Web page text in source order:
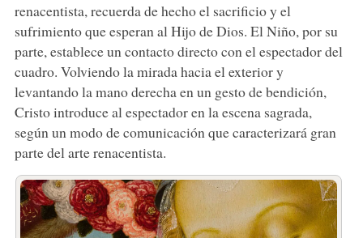
renacentista, recuerda de hecho el sacrificio y el
sufrimiento que esperan al Hijo de Dios. El Niño, por su
parte, establece un contacto directo con el espectador del
cuadro. Volviendo la mirada hacia el exterior y
levantando la mano derecha en un gesto de bendición,
Cristo introduce al espectador en la escena sagrada,
según un modo de comunicación que caracterizará gran
parte del arte renacentista.